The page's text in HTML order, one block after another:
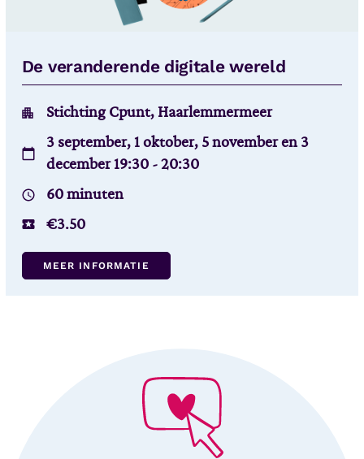
De veranderende digitale wereld
Stichting Cpunt, Haarlemmermeer
3 september, 1 oktober, 5 november en 3
december 19:30 - 20:30
60 minuten
€3.50
MEER INFORMATIE